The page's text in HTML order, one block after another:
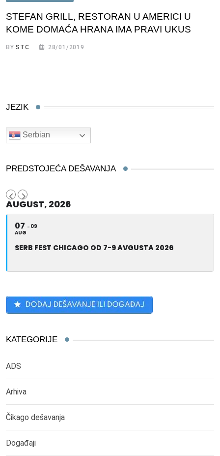
STEFAN GRILL, RESTORAN U AMERICI U
KOME DOMAĆA HRANA IMA PRAVI UKUS
BYSTC 28/01/2019
JEZIK
Serbian
PREDSTOJEĆA DEŠAVANJA
AUGUST, 2026
07
AUG
09
SERB FEST CHICAGO OD 7-9 AVGUSTA 2026
KATEGORIJE
ADS
Arhiva
Čikago dešavanja
Događaji